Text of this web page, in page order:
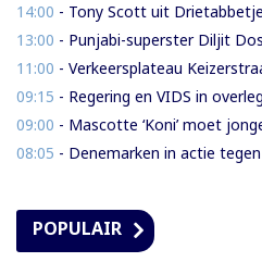
14:00 - Tony Scott uit Drietabbetje werd internationaal
13:00 - Punjabi-superster Diljit Dosanjh op
11:00 - Verkeersplateau Keizerstraat tijdelijk weggehaald
09:15 - Regering en VIDS in overleg over Wet
09:00 - Mascotte ‘Koni’ moet jongeren anders laten
08:05 - Denemarken in actie tegen AI: scholieren
POPULAIR